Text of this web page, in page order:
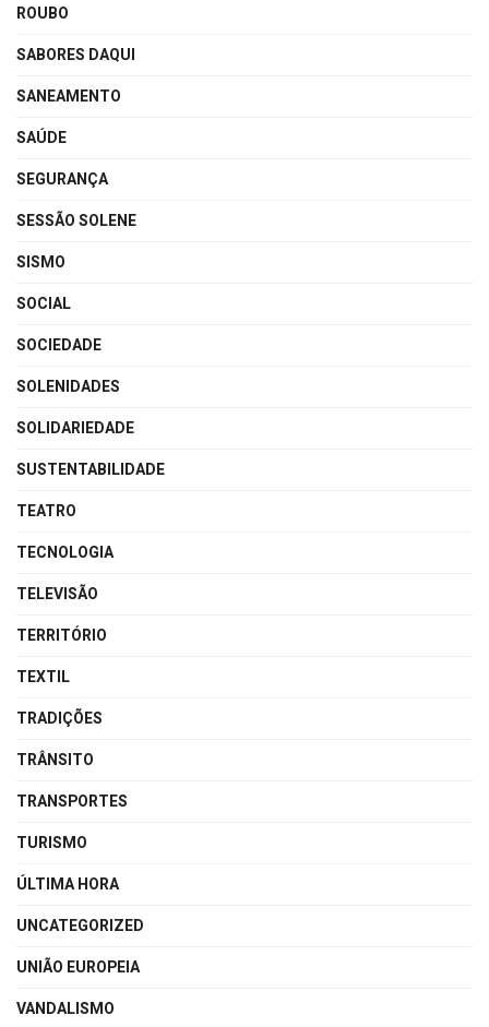
ROUBO
SABORES DAQUI
SANEAMENTO
SAÚDE
SEGURANÇA
SESSÃO SOLENE
SISMO
SOCIAL
SOCIEDADE
SOLENIDADES
SOLIDARIEDADE
SUSTENTABILIDADE
TEATRO
TECNOLOGIA
TELEVISÃO
TERRITÓRIO
TEXTIL
TRADIÇÕES
TRÂNSITO
TRANSPORTES
TURISMO
ÚLTIMA HORA
UNCATEGORIZED
UNIÃO EUROPEIA
VANDALISMO